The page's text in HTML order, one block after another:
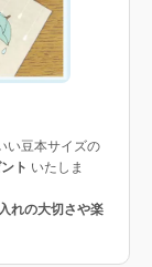
い豆本サイズの
ト いたしま
れの大切さや楽